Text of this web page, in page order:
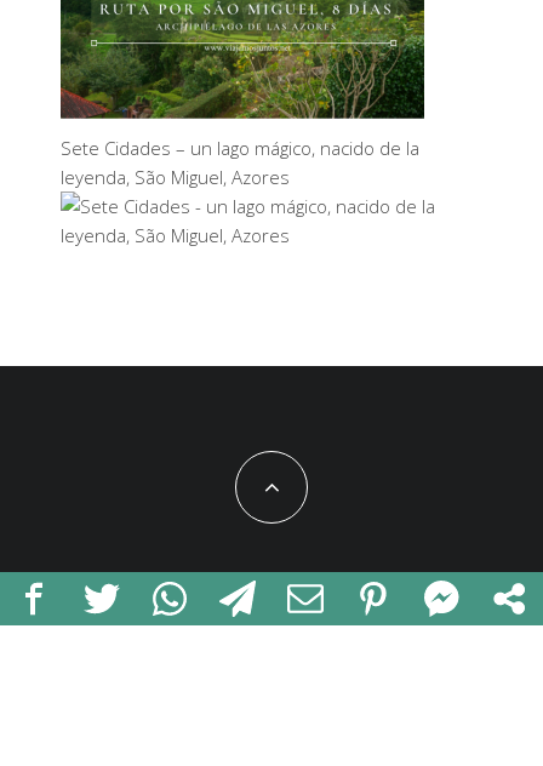
Sete Cidades – un lago mágico, nacido de la
leyenda, São Miguel, Azores